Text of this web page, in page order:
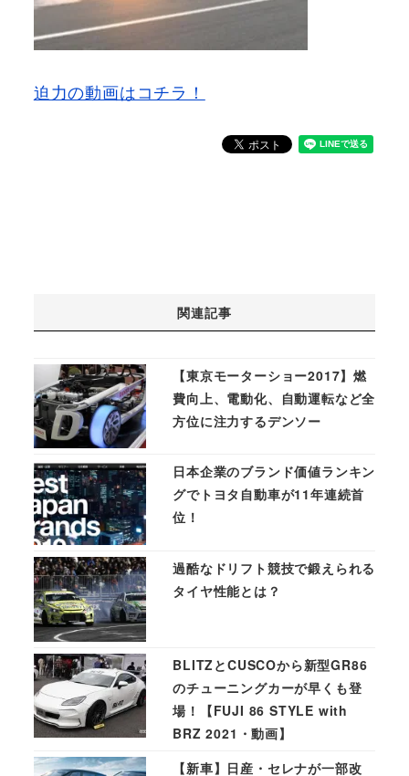
迫力の動画はコチラ！
関連記事
【東京モーターショー2017】燃
費向上、電動化、自動運転など全
方位に注力するデンソー
日本企業のブランド価値ランキン
グでトヨタ自動車が11年連続首
位！
過酷なドリフト競技で鍛えられる
タイヤ性能とは？
BLITZとCUSCOから新型GR86
のチューニングカーが早くも登
場！【FUJI 86 STYLE with
BRZ 2021・動画】
【新車】日産・セレナが一部改